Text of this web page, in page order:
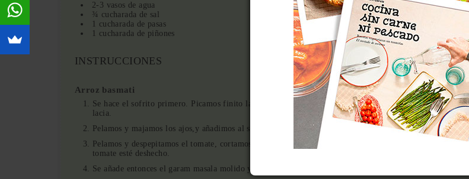
2-3 vasos de agua
¾ cucharada de sal
1 cucharada de pasas
1 cucharada de piñones
INSTRUCCIONES
Arroz basmati
Se hace el sofrito primero. Picamos finito la cebolla y sofreímos en el aceite hasta que empiece a estar
lacia.
Pelamos y majamos los ajos,y añadimos al sofrito; damos unas vueltas.
Pelamos y despepitamos el tomate, cortamos en trocitos y añadimos al sofrito. Se sofríe todo hasta que el
tomate esté deshecho.
Se añade entonces el garam masala molido y se da unas vueltas para que se tueste un poco.